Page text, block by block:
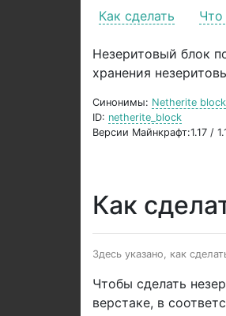
Как сделать
Что
Незеритовый блок
хранения
Синонимы: Netherite block
ID: netherite_block
Версии Майнкрафт:1.17 /
Как
Здесь указано, как
Чтобы сделать
верстаке, в